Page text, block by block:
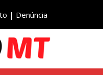
| Denúncia